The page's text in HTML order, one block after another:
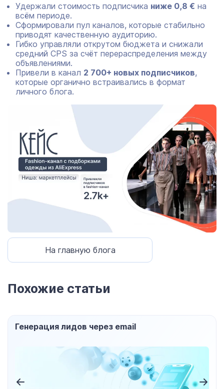
Удержали стоимость подписчика ниже 0,8 € на
всём периоде.
Сформировали пул каналов, которые стабильно
приводят качественную аудиторию.
Гибко управляли открутом бюджета и снижали
средний CPS за счёт перераспределения между
объявлениями.
Привели в канал 2 700+ новых подписчиков,
которые органично встраивались в формат
личного блога.
На главную блога
Похожие статьи
Генерация лидов через email